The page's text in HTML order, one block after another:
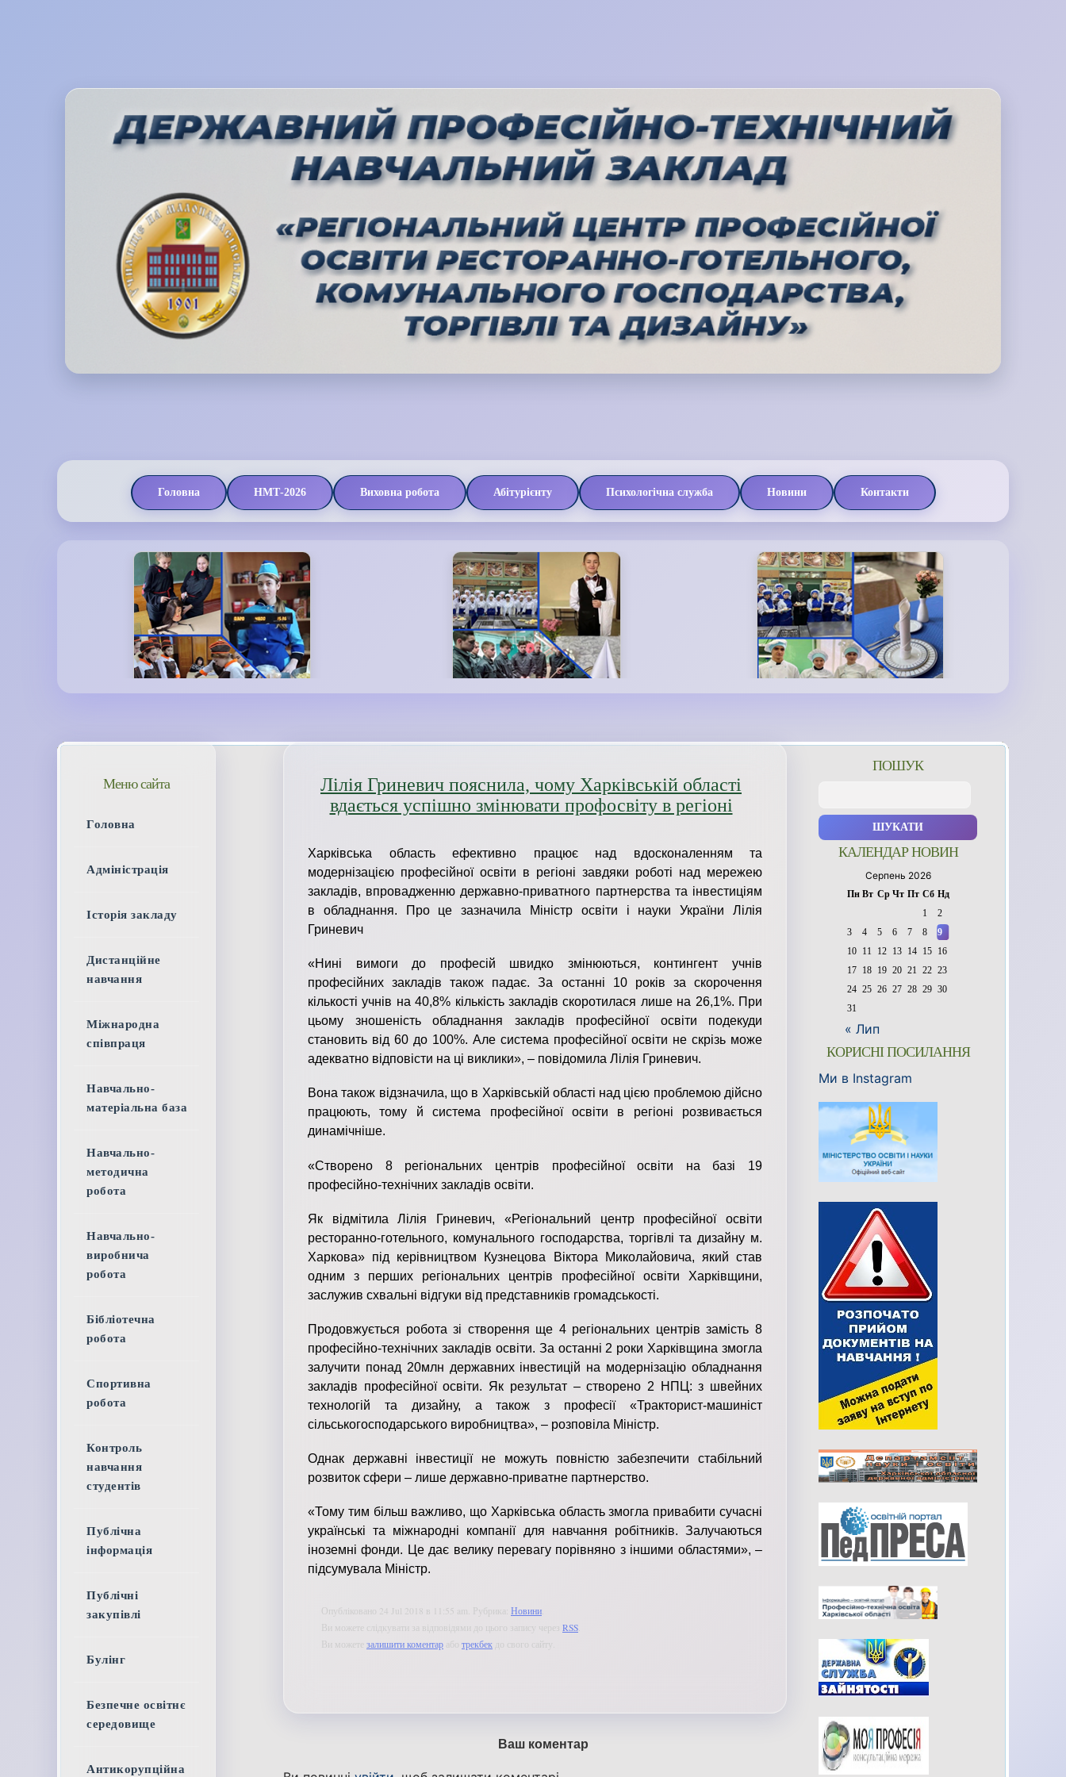
Головна НМТ-2026 Виховна робота Абітурієнту Психологічна служба Новини Контакти
Лілія Гриневич пояснила, чому Харківській області
вдається успішно змінювати профосвіту в регіоні
Харківська область ефективно працює над вдосконаленням та
модернізацією професійної освіти в регіоні завдяки роботі над мережею
закладів, впровадженню державно-приватного партнерства та інвестиціям
в обладнання. Про це зазначила Міністр освіти і науки України Лілія
Гриневич
«Нині вимоги до професій швидко змінюються, контингент учнів
професійних закладів також падає. За останні 10 років за скорочення
кількості учнів на 40,8% кількість закладів скоротилася лише на 26,1%. При
цьому зношеність обладнання закладів професійної освіти подекуди
становить від 60 до 100%. Але система професійної освіти не скрізь може
адекватно відповісти на ці виклики», – повідомила Лілія Гриневич.
Вона також відзначила, що в Харківській області над цією проблемою дійсно
працюють, тому й система професійної освіти в регіоні розвивається
динамічніше.
«Створено 8 регіональних центрів професійної освіти на базі 19
професійно-технічних закладів освіти.
Як відмітила Лілія Гриневич, «Регіональний центр професійної освіти
ресторанно-готельного, комунального господарства, торгівлі та дизайну м.
Харкова» під керівництвом Кузнецова Віктора Миколайовича, який став
одним з перших регіональних центрів професійної освіти Харківщини,
заслужив схвальні відгуки від представників громадськості.
Продовжується робота зі створення ще 4 регіональних центрів замість 8
професійно-технічних закладів освіти. За останні 2 роки Харківщина змогла
залучити понад 20млн державних інвестицій на модернізацію обладнання
закладів професійної освіти. Як результат – створено 2 НПЦ: з швейних
технологій та дизайну, а також з професії «Тракторист-машиніст
сільськогосподарського виробництва», – розповіла Міністр.
Однак державні інвестиції не можуть повністю забезпечити стабільний
розвиток сфери – лише державно-приватне партнерство.
«Тому тим більш важливо, що Харківська область змогла привабити сучасні
українські та міжнародні компанії для навчання робітників. Залучаються
іноземні фонди. Це дає велику перевагу порівняно з іншими областями», –
підсумувала Міністр.
Опубліковано 24 Jul 2018 в 11:55 am. Рубрика: Новини
Ви можете слідкувати за відповідями до цього запису через RSS
Ви можете залишити коментар трекбек до свого сайту.
Ваш коментар
ПОШУК
КАЛЕНДАР НОВИН
Серпень 2026
Пн Вт Ср Чт Пт Сб Нд
1
2
3
4 5 6 7 8
9
10
11 12 13 14 15
16
17
18 19 20 21 22 23
24 25 26 27 28 29 30
31
« Лип
КОРИСНІ ПОСИЛАННЯ
Ми в Instagram
Меню сайта
Головна
Адміністрація
Історія закладу
Дистанційне
навчання
Міжнародна
співпраця
Навчально-
матеріальна база
Навчально-
методична
робота
Навчально-
виробнича
робота
Бібліотечна
робота
Спортивна
робота
Контроль
навчання
студентів
Публічна
інформація
Публічні
закупівлі
Булінг
Безпечне освітнє
середовище
Антикорупційна